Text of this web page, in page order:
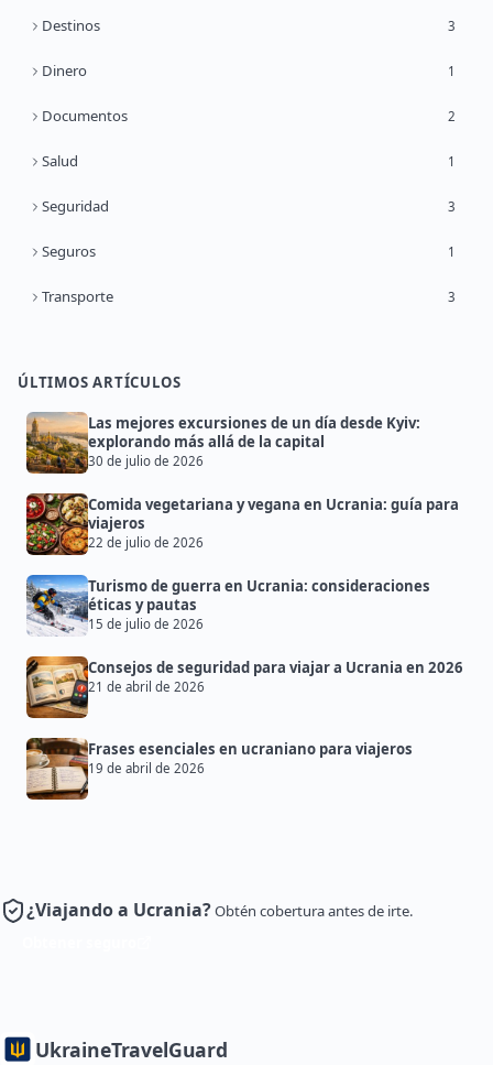
Destinos 3
Dinero 1
Documentos 2
Salud 1
Seguridad 3
Seguros 1
Transporte 3
ÚLTIMOS ARTÍCULOS
Las mejores excursiones de un día desde Kyiv:
explorando más allá de la capital
30 de julio de 2026
Comida vegetariana y vegana en Ucrania: guía para
viajeros
22 de julio de 2026
Turismo de guerra en Ucrania: consideraciones
éticas y pautas
15 de julio de 2026
Consejos de seguridad para viajar a Ucrania en 2026
21 de abril de 2026
Frases esenciales en ucraniano para viajeros
19 de abril de 2026
¿Viajando a Ucrania?Obtén cobertura antes de irte.
UkraineTravelGuard